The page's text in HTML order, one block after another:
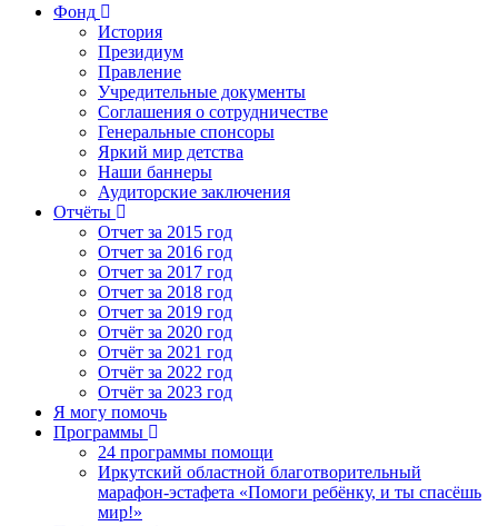
Фонд
История
Президиум
Правление
Учредительные документы
Соглашения о сотрудничестве
Генеральные спонсоры
Яркий мир детства
Наши баннеры
Аудиторские заключения
Отчёты
Отчет за 2015 год
Отчет за 2016 год
Отчет за 2017 год
Отчет за 2018 год
Отчет за 2019 год
Отчёт за 2020 год
Отчёт за 2021 год
Отчёт за 2022 год
Отчёт за 2023 год
Я могу помочь
Программы
24 программы помощи
Иркутский областной благотворительный
марафон-эстафета «Помоги ребёнку, и ты спасёшь
мир!»